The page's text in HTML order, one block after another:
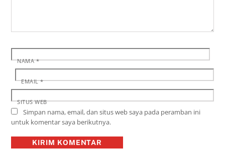
NAMA*
EMAIL*
SITUS WEB
Simpan nama, email, dan situs web saya pada peramban ini
untuk komentar saya berikutnya.